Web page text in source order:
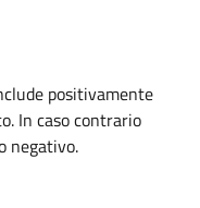
positivamente
In caso contrario
negativo.